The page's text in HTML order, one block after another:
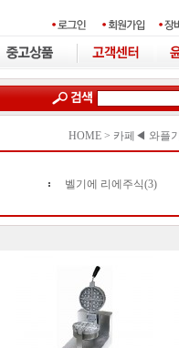
HOME > 카페◀ 와플기
벨기에 리에주식(3)